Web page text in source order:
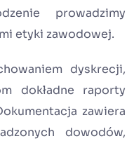
prowadzimy
etyki zawodowej.
dyskrecji,
dokładne raporty
zawiera
dowodów,